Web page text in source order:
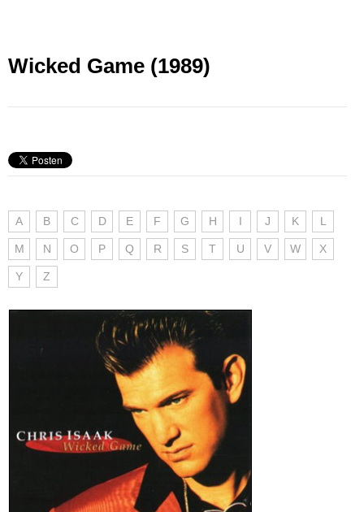
Wicked Game (1989)
A B C D E F G H I J K L
M N O P Q R S T U V W X
Y Z